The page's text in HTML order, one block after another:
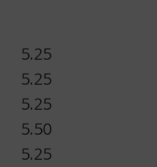
5.25
5.25
5.25
5.50
5.25